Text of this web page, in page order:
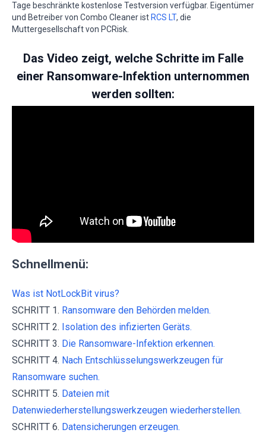
Tage beschränkte kostenlose Testversion verfügbar. Eigentümer
und Betreiber von Combo Cleaner ist RCS LT, die
Muttergesellschaft von PCRisk.
Das Video zeigt, welche Schritte im Falle
einer Ransomware-Infektion unternommen
werden sollten:
Schnellmenü:
Was ist NotLockBit virus?
SCHRITT 1. Ransomware den Behörden melden.
SCHRITT 2. Isolation des infizierten Geräts.
SCHRITT 3. Die Ransomware-Infektion erkennen.
SCHRITT 4. Nach Entschlüsselungswerkzeugen für
Ransomware suchen.
SCHRITT 5. Dateien mit
Datenwiederherstellungswerkzeugen wiederherstellen.
SCHRITT 6. Datensicherungen erzeugen.